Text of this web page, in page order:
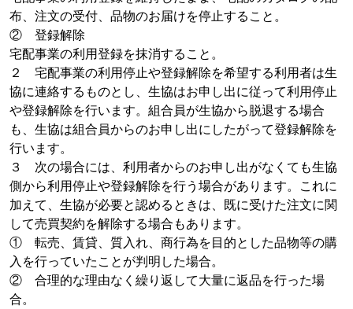
布、注文の受付、品物のお届けを停止すること。
② 登録解除
宅配事業の利用登録を抹消すること。
２ 宅配事業の利用停止や登録解除を希望する利用者は生
協に連絡するものとし、生協はお申し出に従って利用停止
や登録解除を行います。組合員が生協から脱退する場合
も、生協は組合員からのお申し出にしたがって登録解除を
行います。
３ 次の場合には、利用者からのお申し出がなくても生協
側から利用停止や登録解除を行う場合があります。これに
加えて、生協が必要と認めるときは、既に受けた注文に関
して売買契約を解除する場合もあります。
① 転売、賃貸、質入れ、商行為を目的とした品物等の購
入を行っていたことが判明した場合。
② 合理的な理由なく繰り返して大量に返品を行った場
合。